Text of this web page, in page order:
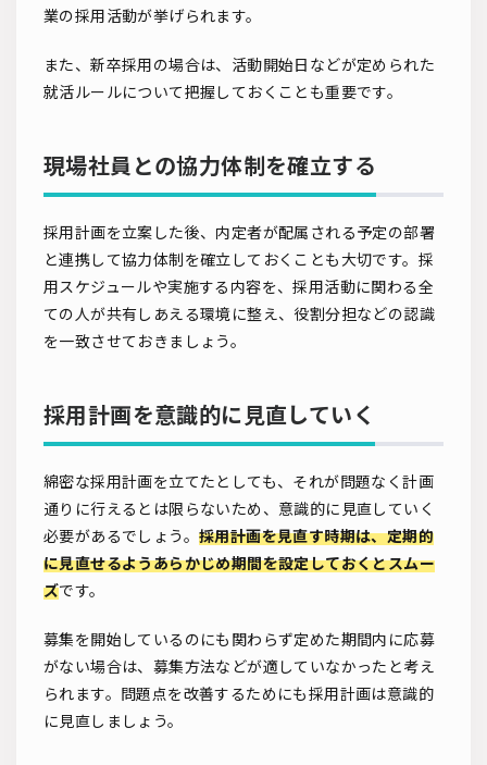
業の採用活動が挙げられます。
また、新卒採用の場合は、活動開始日などが定められた
就活ルールについて把握しておくことも重要です。
現場社員との協力体制を確立する
採用計画を立案した後、内定者が配属される予定の部署
と連携して協力体制を確立しておくことも大切です。採
用スケジュールや実施する内容を、採用活動に関わる全
ての人が共有しあえる環境に整え、役割分担などの認識
を一致させておきましょう。
採用計画を意識的に見直していく
綿密な採用計画を立てたとしても、それが問題なく計画
通りに行えるとは限らないため、意識的に見直していく
必要があるでしょう。 採用計画を見直す時期は、定期的
に見直せるようあらかじめ期間を設定しておくとスムー
ズです。
募集を開始しているのにも関わらず定めた期間内に応募
がない場合は、募集方法などが適していなかったと考え
られます。問題点を改善するためにも採用計画は意識的
に見直しましょう。